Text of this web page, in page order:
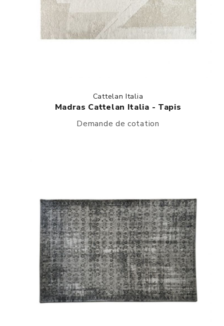
Cattelan Italia
Madras Cattelan Italia - Tapis
Demande de cotation